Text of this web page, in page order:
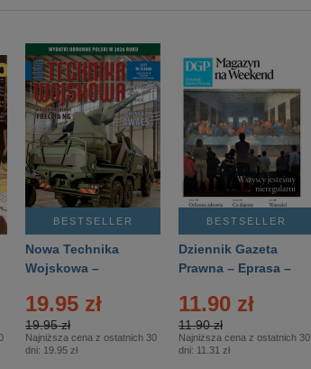
BESTSELLER
Nowa Technika
Wojskowa –
19.95 zł
19.95 zł
Najniższa cena z ostatnich 30
dni: 19.95 zł
BESTSELLER
Dziennik Gazeta
Prawna – Eprasa –
11.90 zł
11.90 zł
Najniższa cena z ostatnich 30
dni: 11.31 zł